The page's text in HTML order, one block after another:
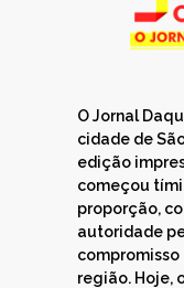
O Jornal
cidade de
edição
começou
proporção,
autoridade
região. Hoje,